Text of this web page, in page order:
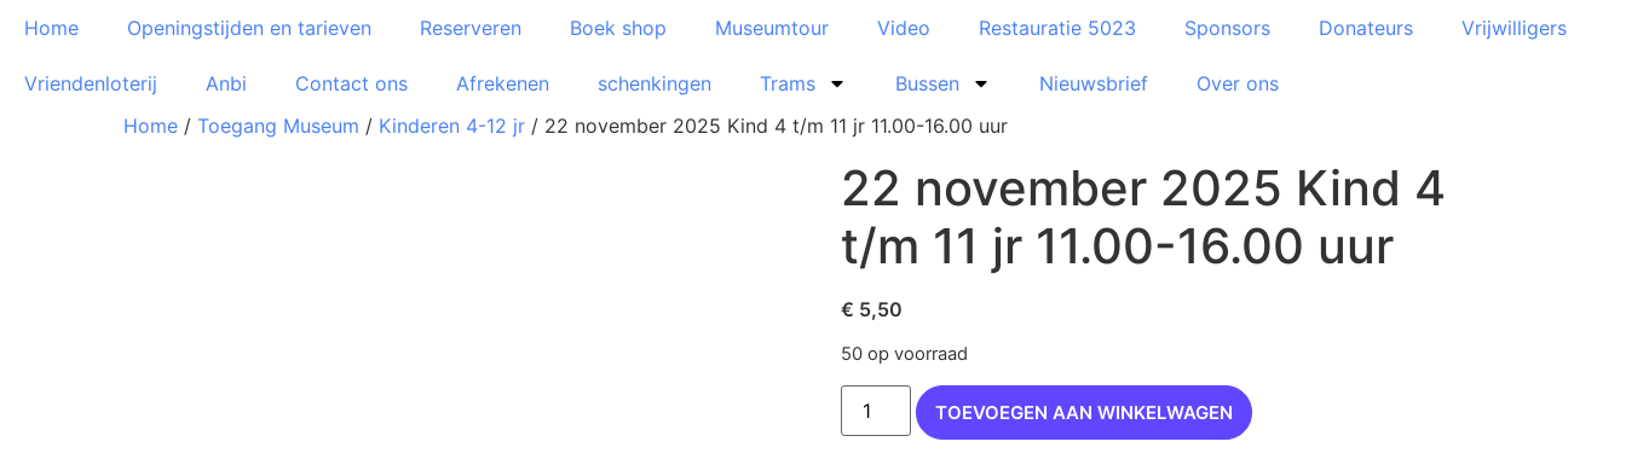
Home Openingstijden en tarieven Reserveren Boek shop Museumtour Video Restauratie 5023 Sponsors Donateurs Vrijwilligers
Vriendenloterij Anbi Contact ons Afrekenen schenkingen Trams Bussen Nieuwsbrief
Over ons
Home / Toegang Museum / Kinderen 4-12 jr / 22 november 2025 Kind 4 t/m 11 jr 11.00-16.00 uur
22 november 2025 Kind 4
t/m 11 jr 11.00-16.00 uur
€ 5,50
50 op voorraad
TOEVOEGEN AAN WINKELWAGEN